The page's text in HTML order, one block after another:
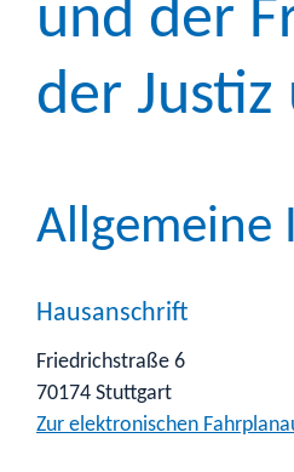
und der
der
Allgemeine
Hausanschrift
Friedrichstraße 6
70174 Stuttgart
Zur elektronischen